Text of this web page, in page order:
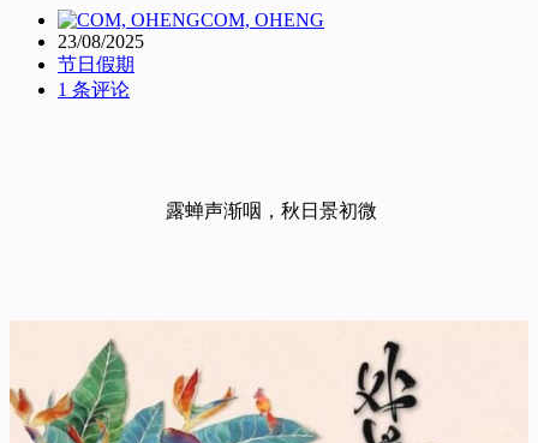
COM, OHENG
23/08/2025
节日假期
1 条评论
露蝉声渐咽，秋日景初微